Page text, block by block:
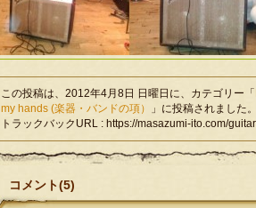
この投稿は、2012年4月8日 日曜日に、カテゴリー「
my hands (楽器・バンドの項）
」に投稿されました。
トラックバックURL : https://masazumi-ito.com/
コメント(5)